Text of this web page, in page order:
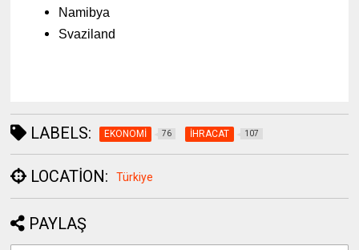
Namibya
Svaziland
LABELS: EKONOMİ 76 İHRACAT 107
LOCATION: Türkiye
PAYLAŞ